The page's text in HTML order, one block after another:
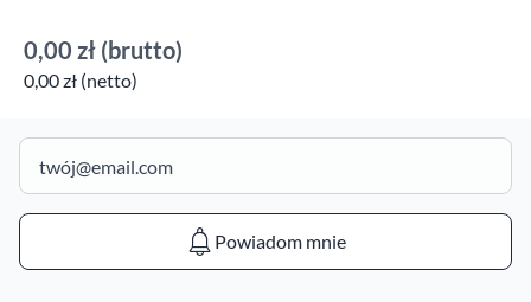
0,00 zł (brutto)
0,00 zł (netto)
Powiadom mnie